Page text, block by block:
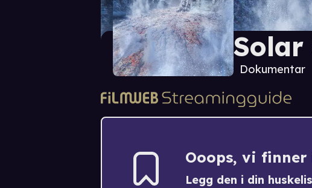
Solar
Dokumentar
Ooops, vi finner
Legg den i din